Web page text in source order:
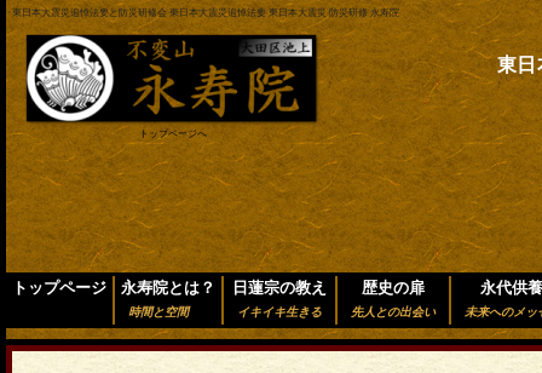
東日本大震災追悼法要と防災研修会 東日本大震災追悼法要 東日本大震災 防災研修 永寿院
東日
トップページへ
トップページ 永寿院とは？
時間と空間
日蓮宗の教え
イキイキ生きる
歴史の扉
先人との出会い
永代供
未来へのメッ